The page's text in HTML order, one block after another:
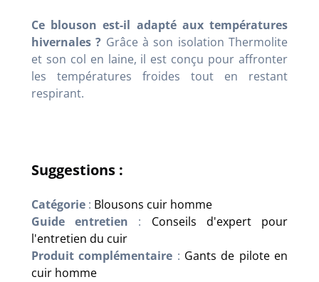
Ce blouson est-il adapté aux températures
hivernales ? Grâce à son isolation Thermolite
et son col en laine, il est conçu pour affronter
les températures froides tout en restant
respirant.
Suggestions :
Catégorie : Blousons cuir homme
Guide entretien : Conseils d'expert pour
l'entretien du cuir
Produit complémentaire : Gants de pilote en
cuir homme